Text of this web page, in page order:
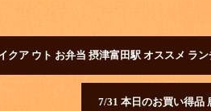
ア ウト お弁当 摂津富田駅 オススメ ラ
7/31 本日のお買い得品